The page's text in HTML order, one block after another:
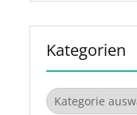
Kategorien
Kategorien